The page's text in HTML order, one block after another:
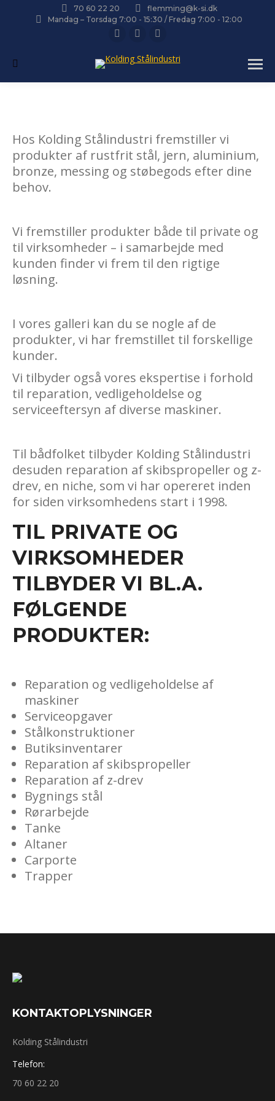
70 60 22 20
flemming@k-si.dk
Mandag – Torsdag 7:00 - 15:30 / Fredag 7:00 - 12:00
Facebook
opens
in
Twitter
opens
in
opens
in
Search:
Hos Kolding Stålindustri fremstiller vi
produkter af rustfrit stål, jern, aluminium,
bronze, messing og støbegods efter dine
behov.
Vi fremstiller produkter både til private og
til virksomheder – i samarbejde med
kunden finder vi frem til den rigtige
løsning.
I vores galleri kan du se nogle af de
produkter, vi har fremstillet til forskellige
kunder.
Vi tilbyder også vores ekspertise i forhold
til reparation, vedligeholdelse og
serviceeftersyn af diverse maskiner.
Til bådfolket tilbyder Kolding Stålindustri
desuden reparation af skibspropeller og z-
drev, en niche, som vi har opereret inden
for siden virksomhedens start i 1998.
TIL PRIVATE OG
VIRKSOMHEDER
TILBYDER VI BL.A.
FØLGENDE
PRODUKTER:​
Reparation og vedligeholdelse af
maskiner
Serviceopgaver
Stålkonstruktioner
Butiksinventarer
Reparation af skibspropeller
Reparation af z-drev
Bygnings stål
Rørarbejde
Tanke
Altaner
Carporte
Trapper​
KONTAKT​OPLYSNINGER
Kolding Stålindustri
Telefon:
70 60 22 20